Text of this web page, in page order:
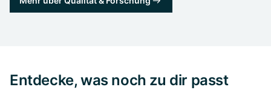
Entdecke, was noch zu dir passt